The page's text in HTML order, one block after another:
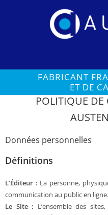
FABRICANT
ET DE
POLITIQUE DE
Données personnelles
Définitions
L’Éditeur : La personne,
communication au public en ligne.
Le Site : L’ensemble des